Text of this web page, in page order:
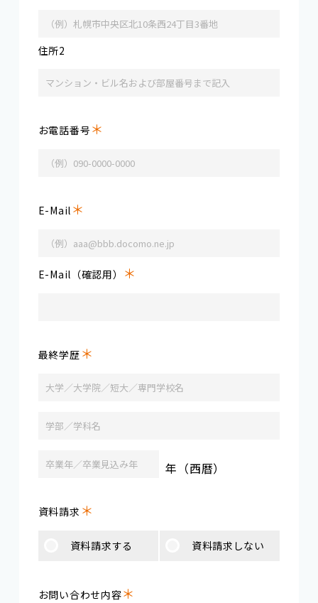
住所2
お電話番号 ＊
E-Mail ＊
E-Mail（確認用） ＊
最終学歴 ＊
年（西暦）
資料請求 ＊
資料請求する 資料請求しない
お問い合わせ内容＊